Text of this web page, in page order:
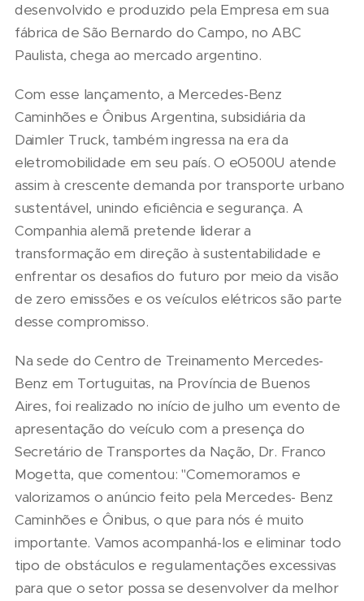
desenvolvido e produzido pela Empresa em sua
fábrica de São Bernardo do Campo, no ABC
Paulista, chega ao mercado argentino.
Com esse lançamento, a Mercedes-Benz
Caminhões e Ônibus Argentina, subsidiária da
Daimler Truck, também ingressa na era da
eletromobilidade em seu país. O eO500U atende
assim à crescente demanda por transporte urbano
sustentável, unindo eficiência e segurança. A
Companhia alemã pretende liderar a
transformação em direção à sustentabilidade e
enfrentar os desafios do futuro por meio da visão
de zero emissões e os veículos elétricos são parte
desse compromisso.
Na sede do Centro de Treinamento Mercedes-
Benz em Tortuguitas, na Província de Buenos
Aires, foi realizado no início de julho um evento de
apresentação do veículo com a presença do
Secretário de Transportes da Nação, Dr. Franco
Mogetta, que comentou: "Comemoramos e
valorizamos o anúncio feito pela Mercedes- Benz
Caminhões e Ônibus, o que para nós é muito
importante. Vamos acompanhá-los e eliminar todo
tipo de obstáculos e regulamentações excessivas
para que o setor possa se desenvolver da melhor